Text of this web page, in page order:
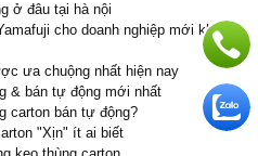
ở đâu tại hà nội
cho doanh nghiệp mới khởi
ưa chuộng nhất hiện nay
& bán tự động mới nhất
carton bán tự động?
"Xịn" ít ai biết